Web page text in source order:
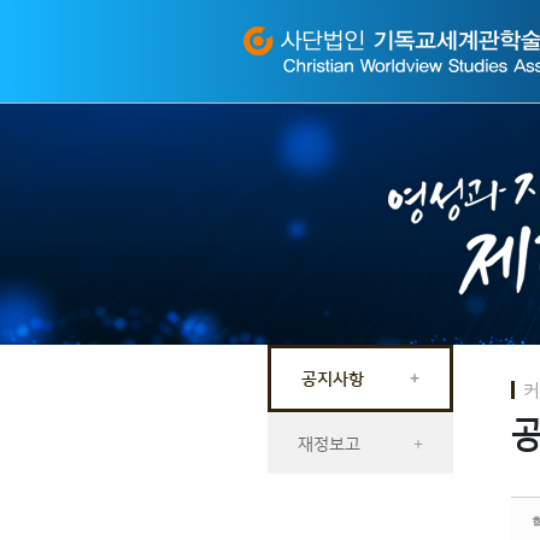
공지사항 +
재정보고 +
스케치북5
스케치북5